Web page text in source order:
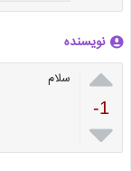
نویسنده

-1

سلام